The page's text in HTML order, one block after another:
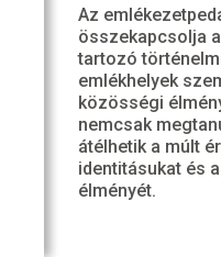
PROGRAM
Az
összekapcsolja
tartozó
emlékhelyek
közösségi
nemcsak
átélhetik a múlt
identitásukat és
élményét.